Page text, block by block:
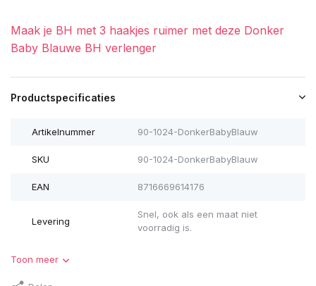
Maak je BH met 3 haakjes ruimer met deze Donker
Baby Blauwe BH verlenger
Productspecificaties
Artikelnummer 90-1024-DonkerBabyBlauw
SKU 90-1024-DonkerBabyBlauw
EAN 8716669614176
Levering
Snel, ook als een maat niet
voorradig is.
Toon meer